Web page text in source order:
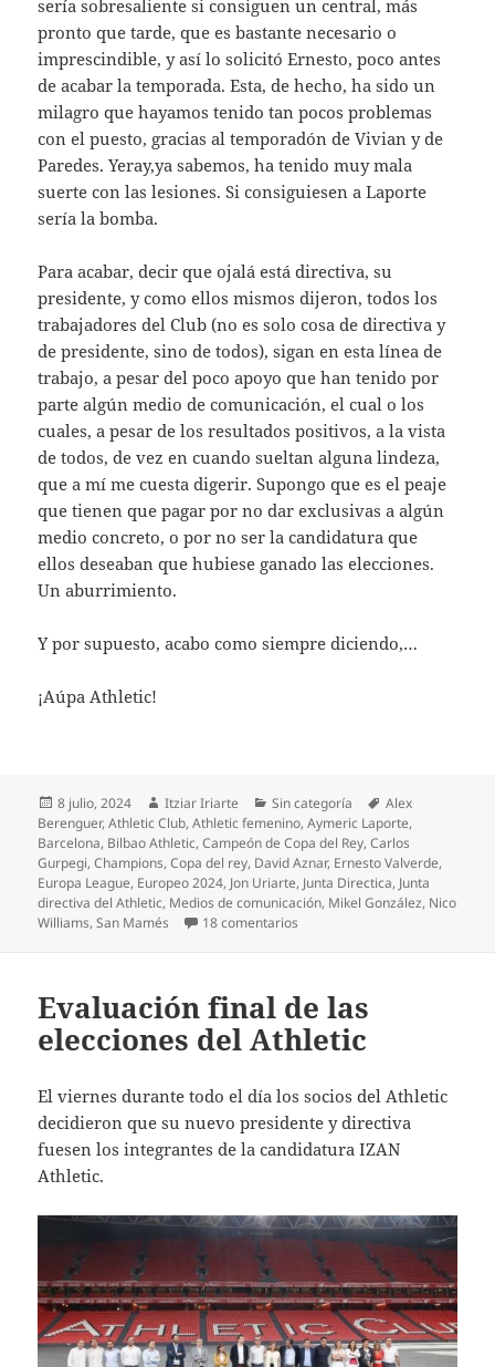
sería sobresaliente si consiguen un central, más
pronto que tarde, que es bastante necesario o
imprescindible, y así lo solicitó Ernesto, poco antes
de acabar la temporada. Esta, de hecho, ha sido un
milagro que hayamos tenido tan pocos problemas
con el puesto, gracias al temporadón de Vivian y de
Paredes. Yeray,ya sabemos, ha tenido muy mala
suerte con las lesiones. Si consiguiesen a Laporte
sería la bomba.
Para acabar, decir que ojalá está directiva, su
presidente, y como ellos mismos dijeron, todos los
trabajadores del Club (no es solo cosa de directiva y
de presidente, sino de todos), sigan en esta línea de
trabajo, a pesar del poco apoyo que han tenido por
parte algún medio de comunicación, el cual o los
cuales, a pesar de los resultados positivos, a la vista
de todos, de vez en cuando sueltan alguna lindeza,
que a mí me cuesta digerir. Supongo que es el peaje
que tienen que pagar por no dar exclusivas a algún
medio concreto, o por no ser la candidatura que
ellos deseaban que hubiese ganado las elecciones.
Un aburrimiento.
Y por supuesto, acabo como siempre diciendo,…
¡Aúpa Athletic!
Publicado
el
8 julio, 2024 Autor
Itziar Iriarte Categorías
Sin categoría Etiquetas
Alex
Berenguer,Athletic Club,Athletic femenino,Aymeric Laporte,
Barcelona, Bilbao Athletic,Campeón de Copa del Rey,Carlos
Gurpegi,Champions,Copa del rey, David Aznar, Ernesto Valverde,
Europa League, Europeo 2024, Jon Uriarte, Junta Directica, Junta
directiva del Athletic, Medios de comunicación, Mikel González, Nico
Williams,San Mamés 18 comentarios
Evaluación final de las
elecciones del Athletic
El viernes durante todo el día los socios del Athletic
decidieron que su nuevo presidente y directiva
fuesen los integrantes de la candidatura IZAN
Athletic.